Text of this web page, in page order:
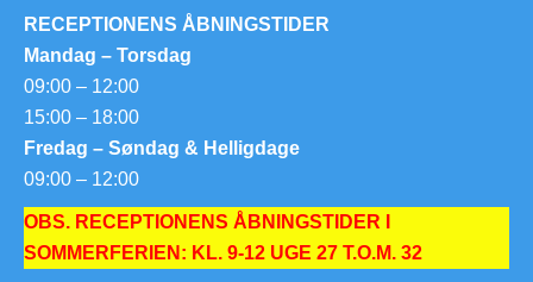
RECEPTIONENS ÅBNINGSTIDER
Mandag – Torsdag
09:00 – 12:00
15:00 – 18:00
Fredag – Søndag & Helligdage
09:00 – 12:00
OBS. RECEPTIONENS ÅBNINGSTIDER I
SOMMERFERIEN: KL. 9-12 UGE 27 T.O.M. 32